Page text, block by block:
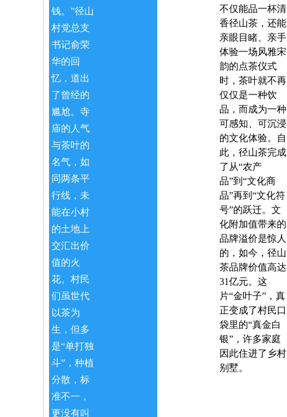
钱。”径山
村党总支
书记俞荣
华的回
忆，道出
了曾经的
尴尬。寺
庙的人气
与茶叶的
名气，如
同两条平
行线，未
能在小村
的土地上
交汇出价
值的火
花。村民
们虽世代
以茶为
生，但多
是“单打独
斗”，种植
分散，标
准不一，
更没有叫
不仅能品一杯清
香径山茶，还能
亲眼目睹、亲手
体验一场风雅宋
韵的点茶仪式
时，茶叶就不再
仅仅是一种饮
品，而成为一种
可感知、可沉浸
的文化体验。自
此，径山茶完成
了从“农产
品”到“文化商
品”再到“文化符
号”的跃迁。文
化附加值带来的
品牌溢价是惊人
的，如今，径山
茶品牌价值高达
31亿元。这
片“金叶子”，真
正变成了村民口
袋里的“真金白
银”，许多家庭
因此住进了乡村
别墅。